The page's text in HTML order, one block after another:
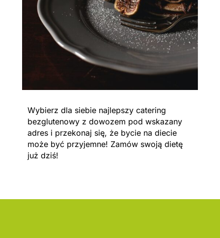
Wybierz dla siebie najlepszy catering
bezglutenowy z dowozem pod wskazany
adres i przekonaj się, że bycie na diecie
może być przyjemne! Zamów swoją dietę
już dziś!